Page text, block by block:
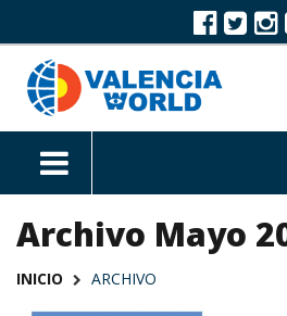
Archivo Mayo
INICIO ARCHIVO